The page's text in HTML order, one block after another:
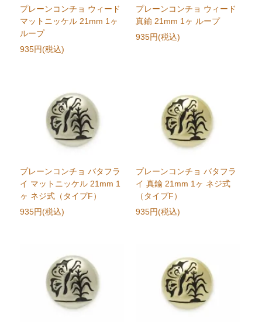
プレーンコンチョ ウィード
マットニッケル 21mm 1ヶ
ループ
935円(税込)
プレーンコンチョ ウィード
真鍮 21mm 1ヶ ループ
935円(税込)
プレーンコンチョ バタフラ
イ マットニッケル 21mm 1
ヶ ネジ式（タイプF）
935円(税込)
プレーンコンチョ バタフラ
イ 真鍮 21mm 1ヶ ネジ式
（タイプF）
935円(税込)